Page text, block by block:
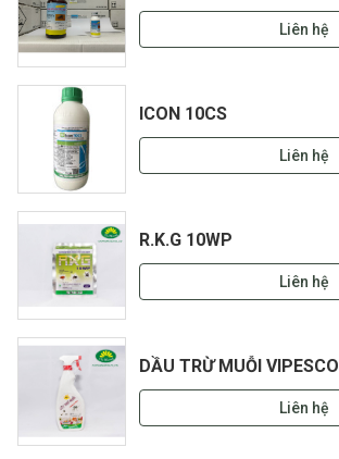
Liên hệ
ICON 10CS
Liên hệ
R.K.G 10WP
Liên hệ
DẦU TRỪ MUỖI VIPESCO
Liên hệ